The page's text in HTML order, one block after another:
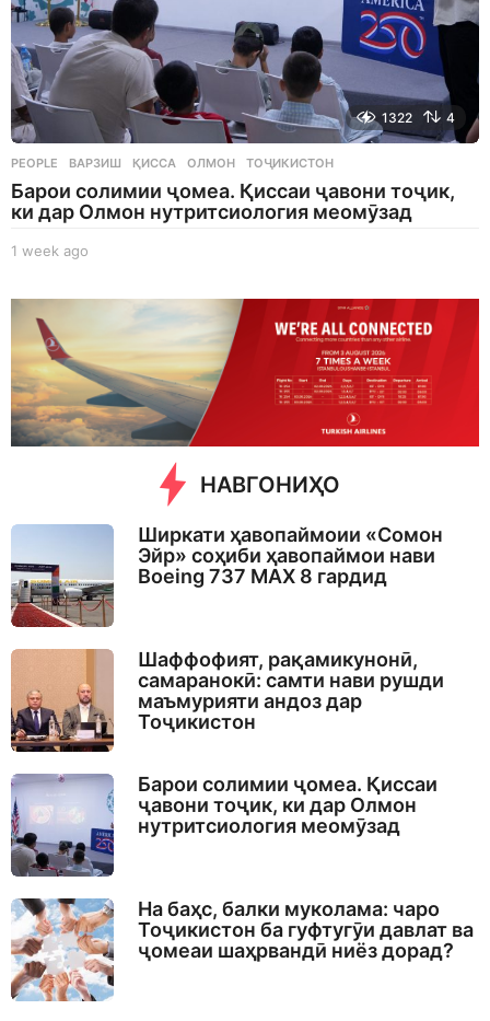
1322 4
PEOPLE ВАРЗИШ ,ҚИССА ,ОЛМОН ,ТОҶИКИСТОН
Барои солимии ҷомеа. Қиссаи ҷавони тоҷик,
ки дар Олмон нутритсиология меомӯзад
1 week ago
g
o
НАВГОНИҲО
Ширкати ҳавопаймоии «Сомон
Эйр» соҳиби ҳавопаймои нави
Boeing 737 MAX 8 гардид
Шаффофият, рақамикунонӣ,
самаранокӣ: самти нави рушди
маъмурияти андоз дар
Тоҷикистон
Барои солимии ҷомеа. Қиссаи
ҷавони тоҷик, ки дар Олмон
нутритсиология меомӯзад
На баҳс, балки муколама: чаро
Тоҷикистон ба гуфтугӯи давлат ва
ҷомеаи шаҳрвандӣ ниёз дорад?